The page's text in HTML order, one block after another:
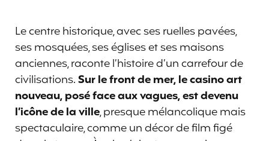
Le centre historique, avec ses ruelles pavées,
ses mosquées, ses églises et ses maisons
anciennes, raconte l’histoire d’un carrefour de
civilisations.Sur le front de mer, le casino art
nouveau, posé face aux vagues, est devenu
l’icône de la ville, presque mélancolique mais
spectaculaire, comme un décor de film figé